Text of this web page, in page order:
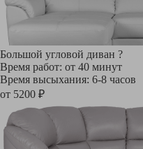
Большой угловой диван ?
Время работ: от 40 минут
Время высыхания: 6-8 часов
от 5200 ₽